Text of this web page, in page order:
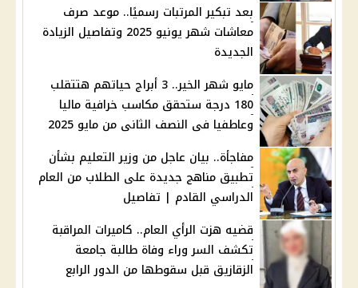
بعد تبكير المرتبات رسميًا.. موعد صرف
معاشات شهر يونيو 2025 وتفاصيل الزيادة
الجديدة
مايو شهر الخير.. 3 أبراج حياتهم هتتقلب
180 درجة ستحقق مكاسب خرافية ماليا
وعاطفيا فى النصف الثانى من مايو 2025
مفاجأة.. بيان عاجل من وزير التعليم بشأن
تطبيق مناهج جديدة على الطلاب من العام
الدراسي القادم | تفاصيل
قضيه هزت الرأي العام.. كاميرات المراقبة
تكشف السر وراء وفاة طالبة جامعة
الزقازيق قبل سقوطها من الدور الرابع